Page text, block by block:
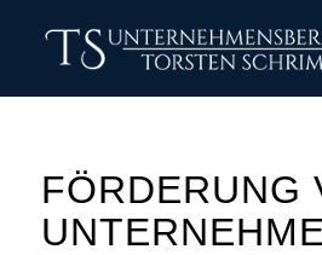
FÖRDERUNG